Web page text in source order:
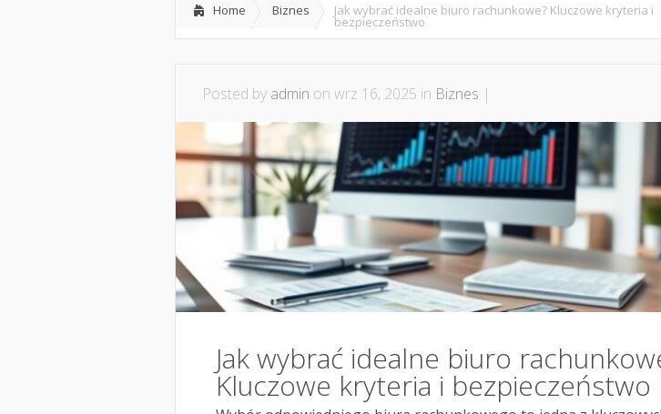
Home Biznes Jak wybrać idealne biuro rachunkowe? Kluczowe kryteria i
bezpieczeństwo
Posted by admin on wrz 16, 2025 in Biznes |
Jak wybrać idealne biuro
Kluczowe kryteria i bezpieczeństwo